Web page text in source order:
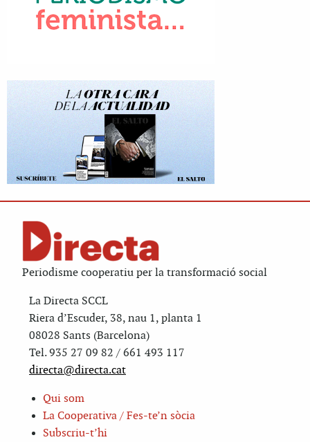
Periodisme cooperatiu per la transformació social
La Directa SCCL
Riera d’Escuder, 38, nau 1, planta 1
08028 Sants (Barcelona)
Tel. 935 27 09 82 / 661 493 117
directa@directa.cat
Qui som
La Cooperativa / Fes-te’n sòcia
Subscriu-t’hi